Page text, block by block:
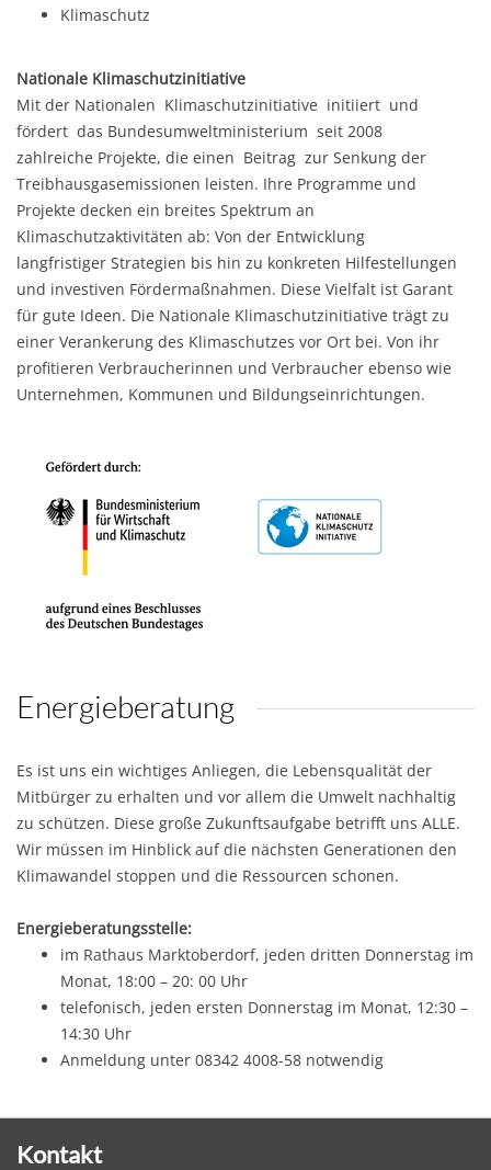
Klimaschutz
Nationale Klimaschutzinitiative
Mit der Nationalen Klimaschutzinitiative initiiert und
fördert das Bundesumweltministerium seit 2008
zahlreiche Projekte, die einen Beitrag zur Senkung der
Treibhausgasemissionen leisten. Ihre Programme und
Projekte decken ein breites Spektrum an
Klimaschutzaktivitäten ab: Von der Entwicklung
langfristiger Strategien bis hin zu konkreten Hilfestellungen
und investiven Fördermaßnahmen. Diese Vielfalt ist Garant
für gute Ideen. Die Nationale Klimaschutzinitiative trägt zu
einer Verankerung des Klimaschutzes vor Ort bei. Von ihr
profitieren Verbraucherinnen und Verbraucher ebenso wie
Unternehmen, Kommunen und Bildungseinrichtungen.
Energieberatung
Es ist uns ein wichtiges Anliegen, die Lebensqualität der
Mitbürger zu erhalten und vor allem die Umwelt nachhaltig
zu schützen. Diese große Zukunftsaufgabe betrifft uns ALLE.
Wir müssen im Hinblick auf die nächsten Generationen den
Klimawandel stoppen und die Ressourcen schonen.
Energieberatungsstelle:
im Rathaus Marktoberdorf, jeden dritten Donnerstag im
Monat, 18:00 – 20: 00 Uhr
telefonisch, jeden ersten Donnerstag im Monat, 12:30 –
14:30 Uhr
Anmeldung unter 08342 4008-58 notwendig
Kontakt